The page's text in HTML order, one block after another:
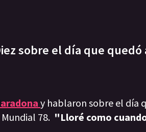
sobre el día que
y hablaron sobre el día
78. "Lloré como